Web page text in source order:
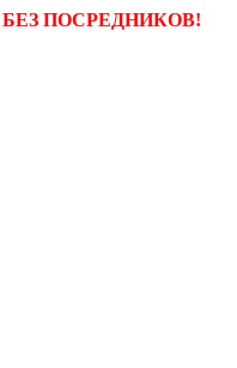
БЕЗ ПОСРЕДНИКОВ!